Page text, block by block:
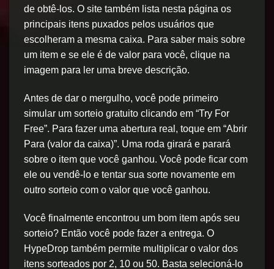
de obtê-los. O site também lista nesta página os
principais itens puxados pelos usuários que
escolheram a mesma caixa. Para saber mais sobre
um item e se ele é de valor para você, clique na
imagem para ler uma breve descrição.
Antes de dar o mergulho, você pode primeiro
simular um sorteio gratuito clicando em “Try For
Free”. Para fazer uma abertura real, toque em “Abrir
Para (valor da caixa)”. Uma roda girará e parará
sobre o item que você ganhou. Você pode ficar com
ele ou vendê-lo e tentar sua sorte novamente em
outro sorteio com o valor que você ganhou.
Você finalmente encontrou um bom item após seu
sorteio? Então você pode fazer a entrega. O
HypeDrop também permite multiplicar o valor dos
itens sorteados por 2, 10 ou 50. Basta selecioná-lo